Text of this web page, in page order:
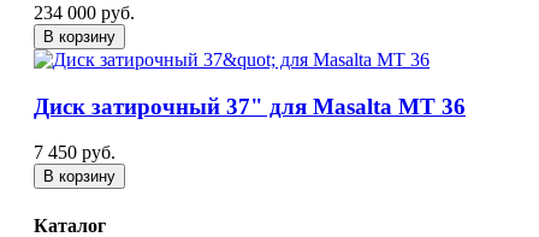
234 000 руб.
В корзину
Диск затирочный 37" для Masalta МТ 36
7 450 руб.
В корзину
Каталог